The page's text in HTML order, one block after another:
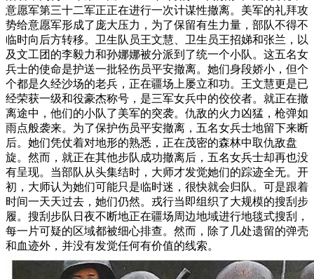
意愿军第三十二军正正在进行一次计谋性撤离。美军的礼拜攻
势给意愿军形成了庞大压力，为了保留有生力量，部队不得不
临时向后方转移。卫生队员王文慧、卫生员王招娣和张兰，以
及文工团的李毅力和孙娜娜被分派到了统一个小队。这五名女
兵士的使命是护送一批轻伤员平安撤离。她们身段娇小，但个
个都是久经沙场的老兵，正在疆场上屡立和功。王文慧更是已
经荣获一级和役豪杰称号，是三军女兵中的佼佼者。就正在撤
离途中，他们的小队了美军的突袭。仇敌的火力凶猛，枪弹如
雨点般袭来。为了保护伤员平安撤离，五名女兵士地留下来断
后。她们凭仗着对地形的熟悉，正在茂密的森林中取仇敌盘
旋。然而，就正在其他步队成功撤离后，五名女兵士却再也没
有呈现。当部队从头集结时，大师才发觉她们的踪迹全无。开
初，大师认为她们可能只是临时迷，很快就会归队。可是跟着
时间一天天过去，她们仍然。戎行当即组织了大规模的搜刮步
履。搜刮步队日夜不断地正在疆场周边地域进行地毯式搜刮，
每一片可疑的区域都被细心排查。然而，除了几处遗留的弹壳
和血迹外，并没有发觉任何有价值的线索。